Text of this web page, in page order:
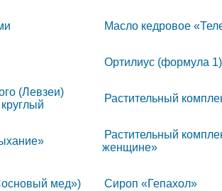
Масло кедровое
Ортилиус (формула 1)
(Левзеи)
Растительный
Растительный
женщине»
мед») Сироп «Гепахол»